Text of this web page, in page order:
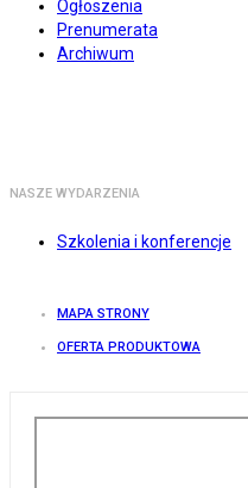
Ogłoszenia
Prenumerata
Archiwum
NASZE WYDARZENIA
Szkolenia i konferencje
MAPA STRONY
OFERTA PRODUKTOWA